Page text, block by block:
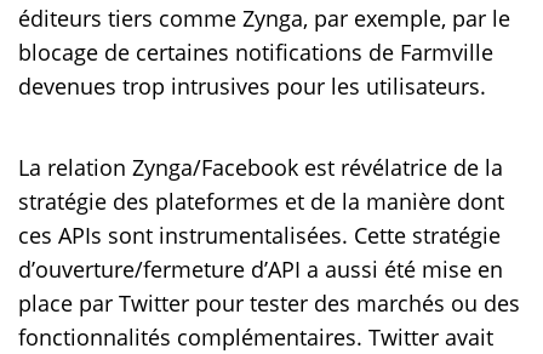
éditeurs tiers comme Zynga, par exemple, par le
blocage de certaines notifications de Farmville
devenues trop intrusives pour les utilisateurs.
La relation Zynga/Facebook est révélatrice de la
stratégie des plateformes et de la manière dont
ces APIs sont instrumentalisées. Cette stratégie
d’ouverture/fermeture d’API a aussi été mise en
place par Twitter pour tester des marchés ou des
fonctionnalités complémentaires. Twitter avait